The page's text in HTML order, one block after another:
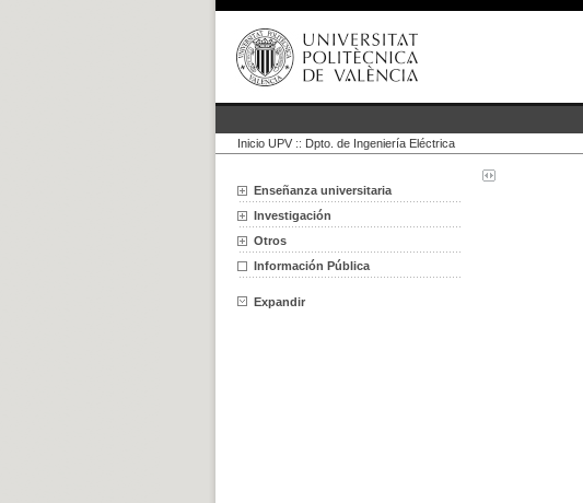
Inicio UPV :: Dpto. de Ingeniería Eléctrica
Enseñanza universitaria
Investigación
Otros
Información Pública
Expandir